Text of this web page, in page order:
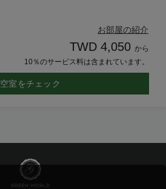
お部屋の紹介
TWD 4,050 から
10％のサービス料は含まれています。
空室をチェック